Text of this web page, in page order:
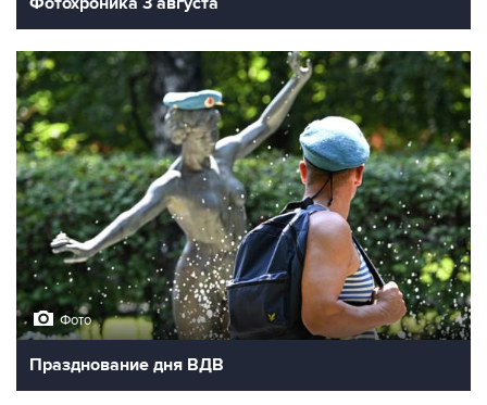
Фото
Празднование дня ВДВ